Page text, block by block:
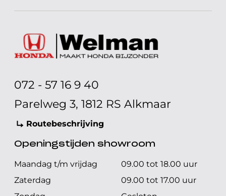
072 - 57 16 9 40
Parelweg 3, 1812 RS Alkmaar
Routebeschrijving
Openingstijden showroom
Maandag t/m vrijdag
09.00 tot 18.00 uur
Zaterdag
09.00 tot 17.00 uur